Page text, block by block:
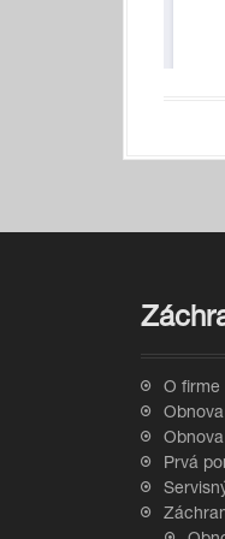
O firme
Prvá